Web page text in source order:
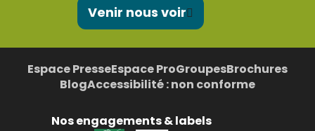
Venir nous voir
Espace PresseEspace ProGroupesBrochures
BlogAccessibilité : non conforme
Nos engagements & labels